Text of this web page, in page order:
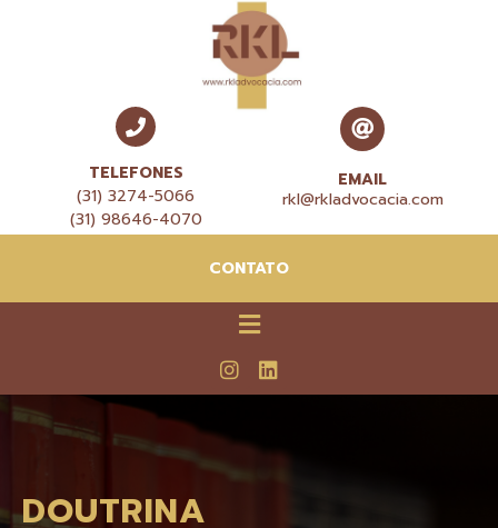
TELEFONES
(31) 3274-5066
(31) 98646-4070
EMAIL
rkl@rkladvocacia.com
CONTATO
DOUTRINA